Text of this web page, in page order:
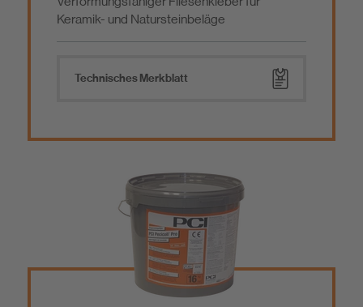
Fugenmörtel
Keramik- und Natursteinbeläge
Technisches Merkblatt